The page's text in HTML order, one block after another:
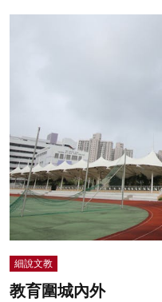
細說文教
教育圍城內外